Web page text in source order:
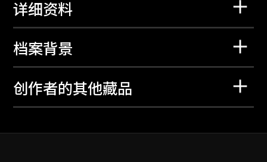
详细资料
档案背景
创作者的其他藏品